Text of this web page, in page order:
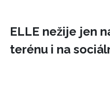
ELLE nežije jen
terénu i na